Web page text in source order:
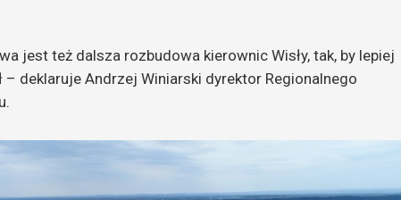
jest też dalsza rozbudowa kierownic Wisły, tak, by lepiej
– deklaruje Andrzej Winiarski dyrektor Regionalnego